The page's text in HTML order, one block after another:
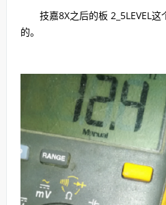
技嘉8X之后的板 2_5LEVEL这
的。